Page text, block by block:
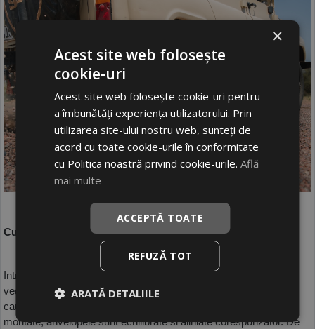
Cum se intretin corect anvelopele cu marcaj M+S?
Intretinerea acestor pneuri nu este foarte complicata, avand in
vedere ca ea poate sa garanteze o rezistenta foarte indelungata
cauciucurilor. Este necesar sa te asiguri ca, atunci cand sunt
montate, anvelopele sunt echilibrate si aliniate corespunzator. De
×
Acest site web folosește
cookie-uri
Acest site web folosește cookie-uri pentru
a îmbunătăți experiența utilizatorului. Prin
utilizarea site-ului nostru web, sunteți de
acord cu toate cookie-urile în conformitate
cu Politica noastră privind cookie-urile.Află
mai multe
ACCEPTĂ TOATE
REFUZĂ TOT
ARATĂ DETALIILE